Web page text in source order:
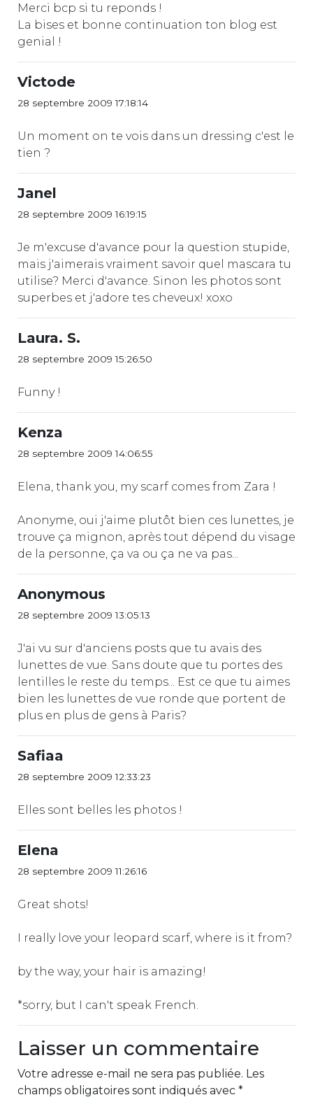
Merci bcp si tu reponds !
La bises et bonne continuation ton blog est
genial !
Victode
28 septembre 2009 17:18:14
Un moment on te vois dans un dressing c'est le
tien ?
Janel
28 septembre 2009 16:19:15
Je m'excuse d'avance pour la question stupide,
mais j'aimerais vraiment savoir quel mascara tu
utilise? Merci d'avance. Sinon les photos sont
superbes et j'adore tes cheveux! xoxo
Laura. S.
28 septembre 2009 15:26:50
Funny !
Kenza
28 septembre 2009 14:06:55
Elena, thank you, my scarf comes from Zara !
Anonyme, oui j'aime plutôt bien ces lunettes, je
trouve ça mignon, après tout dépend du visage
de la personne, ça va ou ça ne va pas...
Anonymous
28 septembre 2009 13:05:13
J'ai vu sur d'anciens posts que tu avais des
lunettes de vue. Sans doute que tu portes des
lentilles le reste du temps... Est ce que tu aimes
bien les lunettes de vue ronde que portent de
plus en plus de gens à Paris?
Safiaa
28 septembre 2009 12:33:23
Elles sont belles les photos !
Elena
28 septembre 2009 11:26:16
Great shots!
I really love your leopard scarf, where is it from?
by the way, your hair is amazing!
*sorry, but I can't speak French.
Laisser un commentaire
Votre adresse e-mail ne sera pas publiée. Les
champs obligatoires sont indiqués avec *